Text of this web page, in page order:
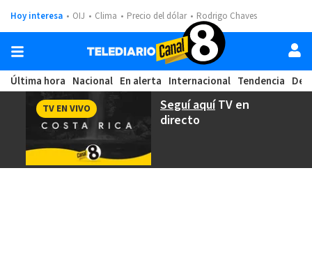
Hoy interesa OIJ Clima Precio del dólar Rodrigo Chaves
Última hora Nacional En alerta Internacional Tendencia
Seguí aquíTV en
directo
TV EN VIVO